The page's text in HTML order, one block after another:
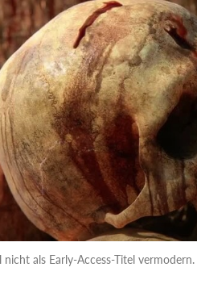
nicht als Early-Access-Titel vermodern.